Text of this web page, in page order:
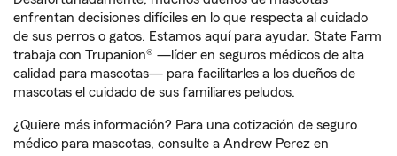
enfrentan decisiones difíciles en lo que respecta al cuidado
de sus perros o gatos. Estamos aquí para ayudar. State Farm
trabaja con Trupanion® —líder en seguros médicos de alta
calidad para mascotas— para facilitarles a los dueños de
mascotas el cuidado de sus familiares peludos.
¿Quiere más información? Para una cotización de seguro
médico para mascotas, consulte a Andrew Perez en